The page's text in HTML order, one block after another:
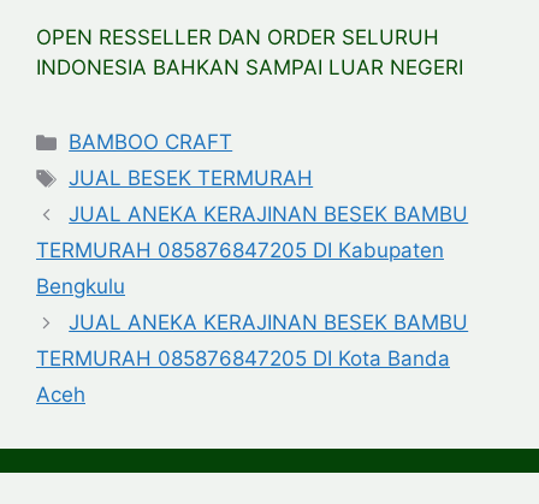
OPEN RESSELLER DAN ORDER SELURUH
INDONESIA BAHKAN SAMPAI LUAR NEGERI
Categories
BAMBOO CRAFT
Tags
JUAL BESEK TERMURAH
JUAL ANEKA KERAJINAN BESEK BAMBU
TERMURAH 085876847205 DI Kabupaten
Bengkulu
JUAL ANEKA KERAJINAN BESEK BAMBU
TERMURAH 085876847205 DI Kota Banda
Aceh